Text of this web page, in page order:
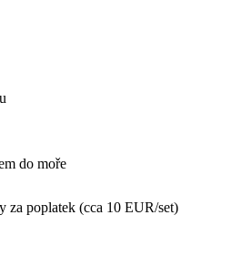
do moře
za poplatek (cca 10 EUR/set)